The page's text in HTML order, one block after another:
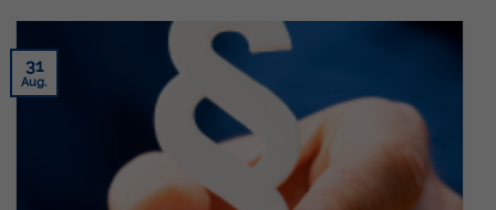
31
Aug.